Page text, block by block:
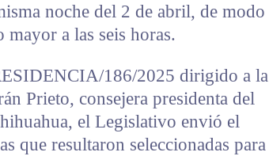
noche del 2 de abril, de modo
a las seis horas.
186/2025 dirigido a la
Prieto, consejera presidenta del
el Legislativo envió el
que resultaron seleccionadas para